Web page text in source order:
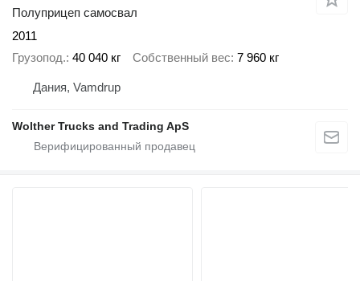
Полуприцеп самосвал
2011
Грузопод. 40 040 кг Собственный вес 7 960 кг
Дания, Vamdrup
Wolther Trucks and Trading ApS